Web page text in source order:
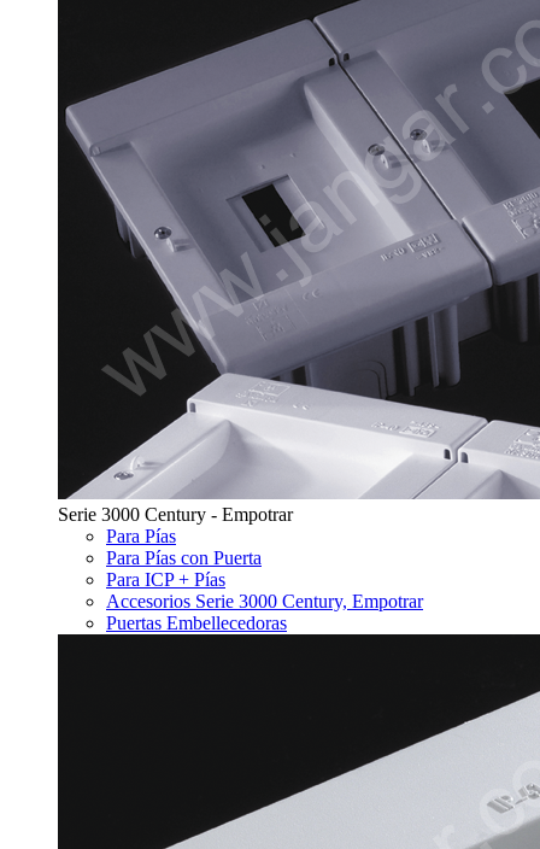
Serie 3000 Century - Empotrar
Para Pías
Para Pías con Puerta
Para ICP + Pías
Accesorios Serie 3000 Century, Empotrar
Puertas Embellecedoras